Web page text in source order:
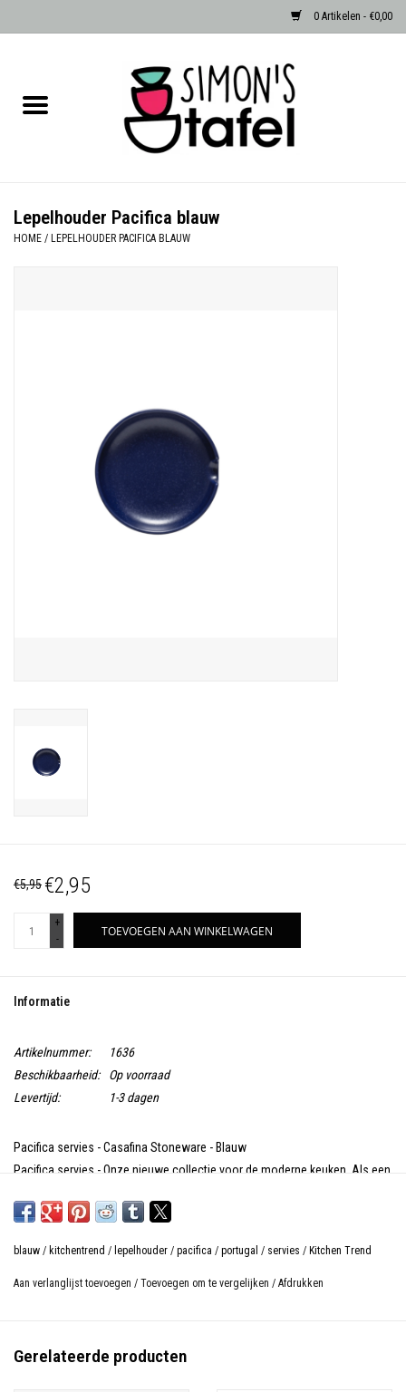
0 Artikelen - €0,00
Albast waxinehouders van Zenza
Lepelhouder Pacifica blauw
HOME / LEPELHOUDER PACIFICA BLAUW
€5,95€2,95
+
-
TOEVOEGEN AAN WINKELWAGEN
Informatie
Artikelnummer:
1636
Beschikbaarheid:
Op voorraad
Levertijd:
1-3 dagen
Pacifica servies - Casafina Stoneware - Blauw
Pacifica servies - Onze nieuwe collectie voor de moderne keuken. Als een
Pacifica een matte afwerking.
Duurzaam voor dagelijks gebruik, oven-, magnetron-, vriezer- en
vaatwasmachine bestendig.
blauw / kitchentrend / lepelhouder / pacifica / portugal / servies / Kitchen Trend
Aan verlanglijst toevoegen / Toevoegen om te vergelijken / Afdrukken
Gerelateerde producten